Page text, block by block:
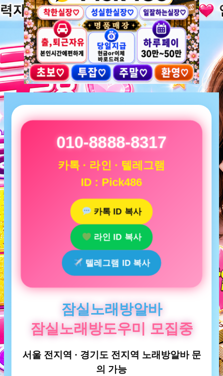
010-8888-8317
카톡 · 라인 · 텔레그램
ID : Pick486
카톡 ID 복사
라인 ID 복사
텔레그램 ID 복사
잠실노래방알바
잠실노래방도우미 모집중
서울 전지역 · 경기도 전지역 노래방알바 문
의 가능